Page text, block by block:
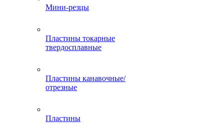
Мини-резцы
Пластины токарные
твердосплавные
Пластины канавочные/
отрезные
Пластины